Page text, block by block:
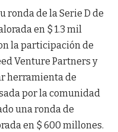
ronda de la Serie D de
en $ 1.3 mil
la participación de
Venture Partners y
herramienta de
por la comunidad
una ronda de
en $ 600 millones.